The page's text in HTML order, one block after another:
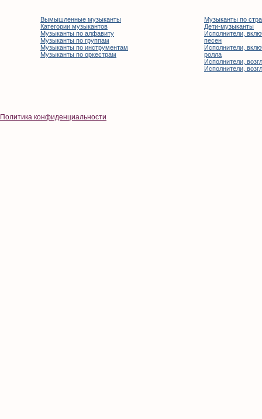
Вымышленные музыканты
Категории музыкантов
Музыканты по алфавиту
Музыканты по группам
Музыканты по инструментам
Музыканты по оркестрам
Музыканты по
Дети-музыканты
Исполнители,
песен
Исполнители,
ролла
Исполнители,
Исполнители,
Политика конфиденциальности